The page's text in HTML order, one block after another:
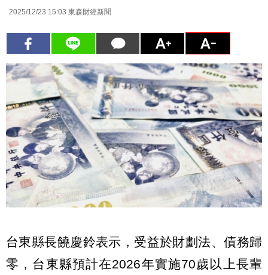
2025/12/23 15:03 東森財經新聞
台東縣長饒慶鈴表示，受益於財劃法、債務歸
零，台東縣預計在2026年實施70歲以上長輩